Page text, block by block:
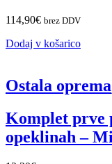
114,90€ brez DDV
Dodaj v košarico
Ostala oprema
Komplet prve
opeklinah –